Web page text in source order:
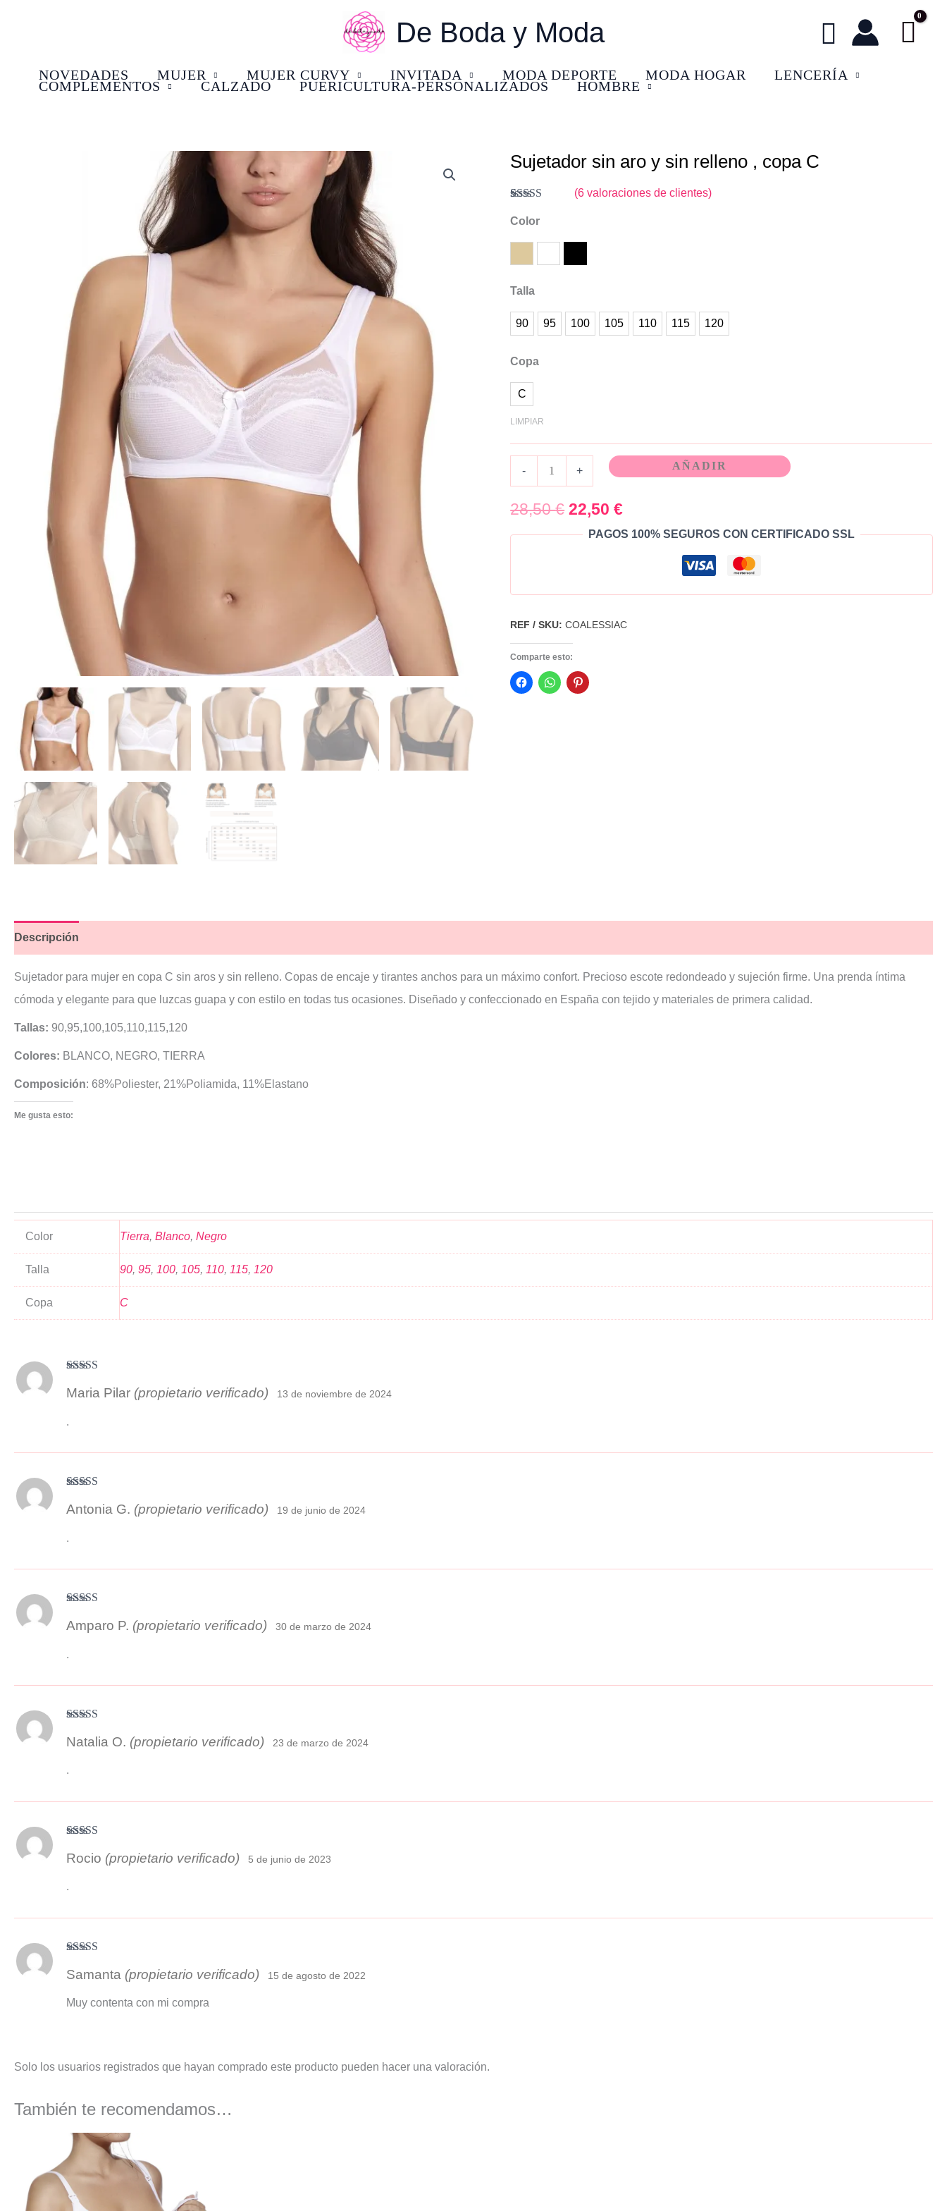
De Boda y Moda Buscar
NOVEDADES MUJER MUJER CURVY INVITADA MODA DEPORTE MODA HOGAR LENCERÍA
COMPLEMENTOS CALZADO PUERICULTURA-PERSONALIZADOS HOMBRE
Sujetador sin aro y sin relleno , copa C
con4.33
valoraciones
(6valoraciones de clientes)
Color
TierraBlancoNegro
Talla
90 95 100 105 110 115 120
Copa
C
LIMPIAR
-
Sujetador
y
,
copa
cantidad
+ AÑADIR
28,50€
El
precio
22,50€
El
precio
PAGOS 100% SEGUROS CON CERTIFICADO SSL
REF / SKU: COALESSIAC
Comparte esto:
Descripción
Sujetador para mujer en copa C sin aros y sin relleno. Copas de encaje y tirantes anchos para un máximo confort. Precioso escote redondeado y sujeción firme. Una prenda íntima
cómoda y elegante para que luzcas guapa y con estilo en todas tus ocasiones. Diseñado y confeccionado en España con tejido y materiales de primera calidad.
Tallas: 90,95,100,105,110,115,120
Colores: BLANCO, NEGRO, TIERRA
Composición: 68%Poliester, 21%Poliamida, 11%Elastano
Me gusta esto:
Color Tierra, Blanco, Negro
Talla 90, 95, 100, 105, 110, 115, 120
Copa C
5de 5
Maria Pilar (propietario verificado) 13 de noviembre de 2024
.
con4de 5
Antonia G. (propietario verificado) 19 de junio de 2024
.
con3
Amparo P. (propietario verificado) 30 de marzo de 2024
.
con4de 5
Natalia O. (propietario verificado) 23 de marzo de 2024
.
5de 5
Rocio (propietario verificado) 5 de junio de 2023
.
5de 5
Samanta (propietario verificado) 15 de agosto de 2022
Muy contenta con mi compra
Solo los usuarios registrados que hayan comprado este producto pueden hacer una valoración.
También te recomendamos…
El
precio
original
27,50 €.
actual
es:
22,99 €.